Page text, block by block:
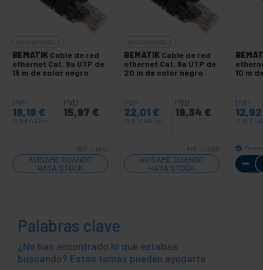
BEMATIK Cable de red
ethernet Cat. 6a UTP de
15 m de color negro
PVP
18,18 €
18,18 € IVA inc.
PVD
15,97 €
REF: LJ049
AVÍSAME CUANDO
HAYA STOCK
BEMATIK Cable de red
ethernet Cat. 6a UTP de
20 m de color negro
PVP
22,01 €
22,01 € IVA inc.
PVD
19,34 €
REF: LJ050
AVÍSAME CUANDO
HAYA STOCK
10 m
PVP
12,92 €
Palabras clave
¿No has encontrado lo que estabas
buscando? Estos temas pueden ayudarte